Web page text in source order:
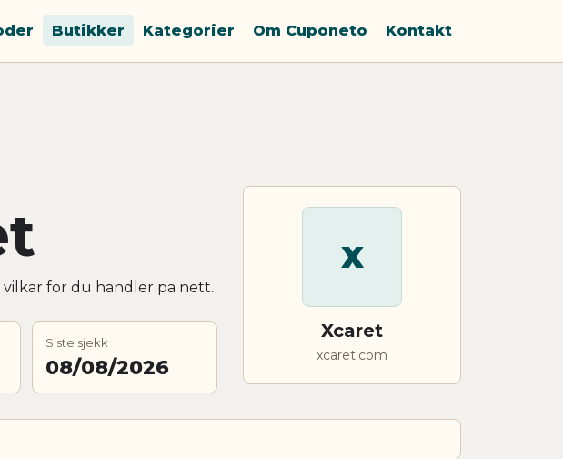
Butikker Kategorier Om Cuponeto Kontakt
for du handler pa nett.
Siste sjekk
08/08/2026
X
Xcaret
xcaret.com